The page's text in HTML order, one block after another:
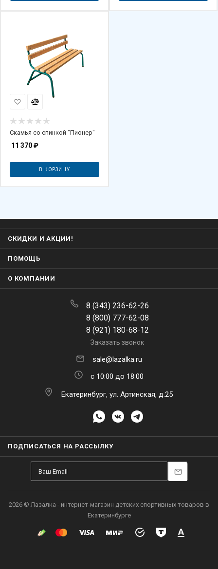
Скамья со спинкой "Пионер"
11 370₽
В КОРЗИНУ
СКИДКИ И АКЦИИ!
ПОМОЩЬ
О КОМПАНИИ
8 (343) 236-62-26
8 (800) 777-62-08
8 (921) 180-68-12
Заказать звонок
sale@lazalka.ru
с 10:00 до 18:00
Екатеринбург, ул. Артинская, д.25
ПОДПИСАТЬСЯ НА РАССЫЛКУ
2026 © Лазалка - интернет-магазин детских спортивных товаров в
Екатеринбурге